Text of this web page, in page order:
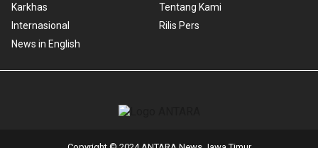
Karkhas
Internasional
News in English
Tentang Kami
Rilis Pers